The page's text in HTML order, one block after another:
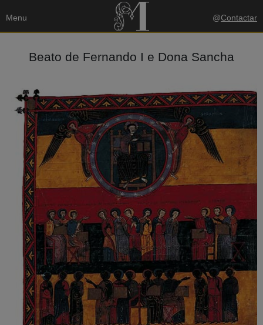
Menu @Contactar
Beato de Fernando I e Dona Sancha